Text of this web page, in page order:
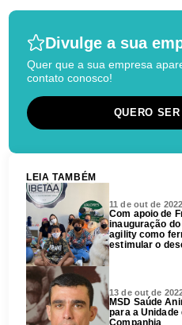
Divulge a sua
Quer que a sua empresa
contato conosco!
QUERO
LEIA TAMBÉM
11 de out de 2022
Com apoio de
inauguração
agility como
estimular o
13 de out de
MSD Saúde
para a
Companhia